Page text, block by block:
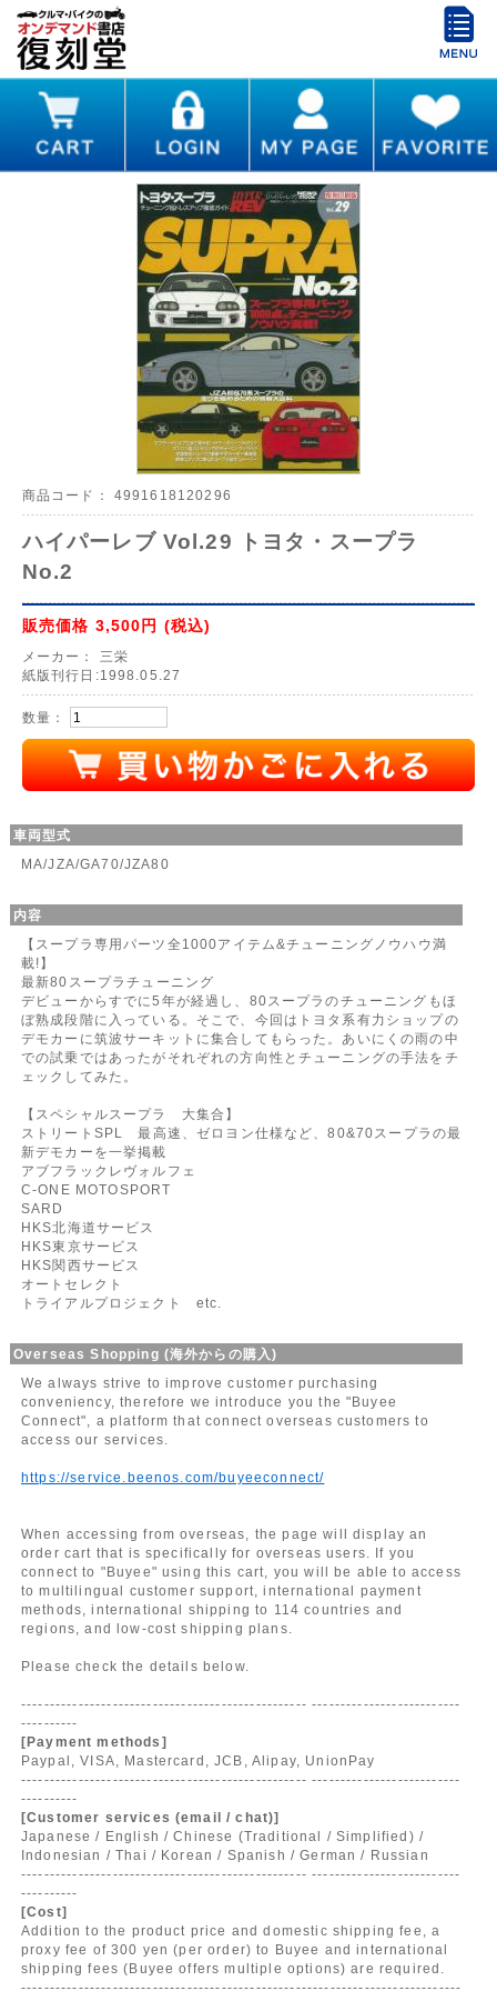
商品コード： 4991618120296
ハイパーレブ Vol.29 トヨタ・スープラ
No.2
販売価格 3,500円 (税込)
メーカー：
三栄
紙版刊行日:1998.05.27
数量：
車両型式
MA/JZA/GA70/JZA80
内容
【スープラ専用パーツ全1000アイテム&チューニングノウハウ満
載!】
最新80スープラチューニング
デビューからすでに5年が経過し、80スープラのチューニングもほ
ぼ熟成段階に入っている。そこで、今回はトヨタ系有力ショップの
デモカーに筑波サーキットに集合してもらった。あいにくの雨の中
での試乗ではあったがそれぞれの方向性とチューニングの手法をチ
ェックしてみた。
【スペシャルスープラ 大集合】
ストリートSPL 最高速、ゼロヨン仕様など、80&70スープラの最
新デモカーを一挙掲載
アブフラックレヴォルフェ
C-ONE MOTOSPORT
SARD
HKS北海道サービス
HKS東京サービス
HKS関西サービス
オートセレクト
トライアルプロジェクト etc.
Overseas Shopping (海外からの購入)
We always strive to improve customer purchasing
conveniency, therefore we introduce you the "Buyee
Connect", a platform that connect overseas customers to
access our services.
https://service.beenos.com/buyeeconnect/
When accessing from overseas, the page will display an
order cart that is specifically for overseas users. If you
connect to "Buyee" using this cart, you will be able to access
to multilingual customer support, international payment
methods, international shipping to 114 countries and
regions, and low-cost shipping plans.
Please check the details below.
-------------------------------------------------- --------------------------
----------
[Payment methods]
Paypal, VISA, Mastercard, JCB, Alipay, UnionPay
-------------------------------------------------- --------------------------
----------
[Customer services (email / chat)]
Japanese / English / Chinese (Traditional / Simplified) /
Indonesian / Thai / Korean / Spanish / German / Russian
-------------------------------------------------- --------------------------
----------
[Cost]
Addition to the product price and domestic shipping fee, a
proxy fee of 300 yen (per order) to Buyee and international
shipping fees (Buyee offers multiple options) are required.
-----------------------------------------------------------------------------